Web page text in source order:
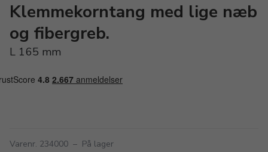
Klemmekorntang med lige næb
og fibergreb.
L 165 mm
Varenr. 234000 – På lager